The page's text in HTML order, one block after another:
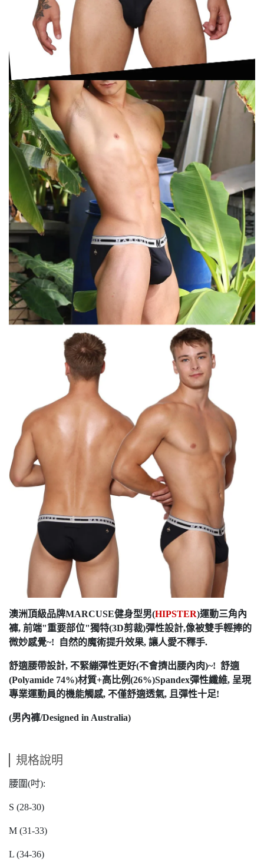
澳洲頂級品牌MARCUSE健身型男(HIPSTER)運動三角內
褲, 前端"重要部位"獨特(3D剪裁)彈性設計,像被雙手輕捧的
微妙感覺~! 自然的魔術提升效果, 讓人愛不釋手.
舒適腰帶設計, 不緊繃彈性更好(不會擠出腰內肉)~! 舒適
(Polyamide 74%)材質+高比例(26%)Spandex彈性纖維, 呈現
專業運動員的機能觸感, 不僅舒適透氣, 且彈性十足!
(男內褲/Designed in Australia)
規格說明
腰圍(吋):
S (28-30)
M (31-33)
L (34-36)